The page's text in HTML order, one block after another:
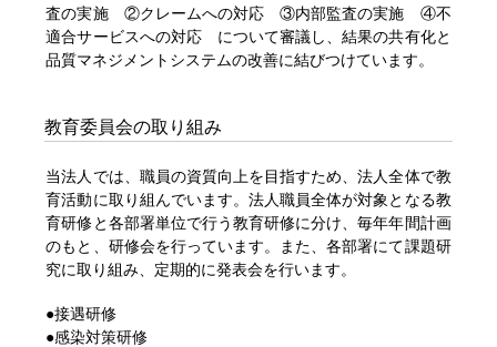
査の実施 ②クレームへの対応 ③内部監査の実施 ④不
適合サービスへの対応 について審議し、結果の共有化と
品質マネジメントシステムの改善に結びつけています。
教育委員会の取り組み
当法人では、職員の資質向上を目指すため、法人全体で教
育活動に取り組んでいます。法人職員全体が対象となる教
育研修と各部署単位で行う教育研修に分け、毎年年間計画
のもと、研修会を行っています。また、各部署にて課題研
究に取り組み、定期的に発表会を行います。
●接遇研修
●感染対策研修